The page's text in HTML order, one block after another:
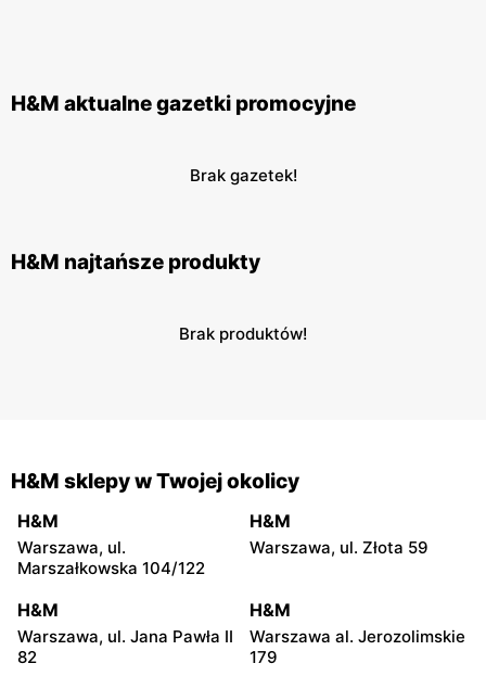
H&M aktualne gazetki promocyjne
Brak gazetek!
H&M najtańsze produkty
Brak produktów!
H&M sklepy w Twojej okolicy
H&M
Warszawa, ul.
Marszałkowska 104/122
H&M
Warszawa, ul. Złota 59
H&M
Warszawa, ul. Jana Pawła II
82
H&M
Warszawa al. Jerozolimskie
179